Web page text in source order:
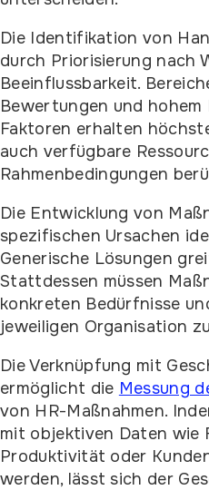
Die Identifikation von
durch Priorisierung nach
Beeinflussbarkeit.
Bewertungen und
Faktoren erhalten
auch verfügbare
Rahmenbedingungen
Die Entwicklung von
spezifischen Ursachen
Generische Lösungen
Stattdessen müssen
konkreten Bedürfnisse
jeweiligen Organisation
Die Verknüpfung mit
ermöglicht die Messung
von HR-Maßnahmen.
mit objektiven Daten wie
Produktivität oder
werden, lässt sich der